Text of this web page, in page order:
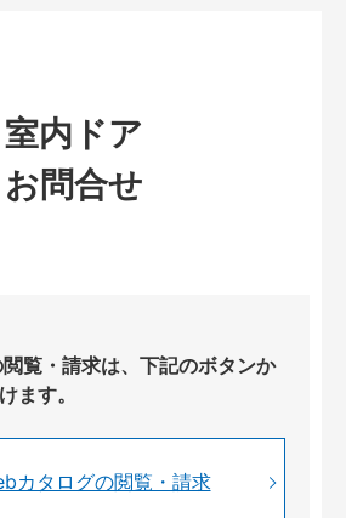
室内ドア
お問合せ
覧・請求は、下記のボタンか
ます。
カタログの閲覧・請求